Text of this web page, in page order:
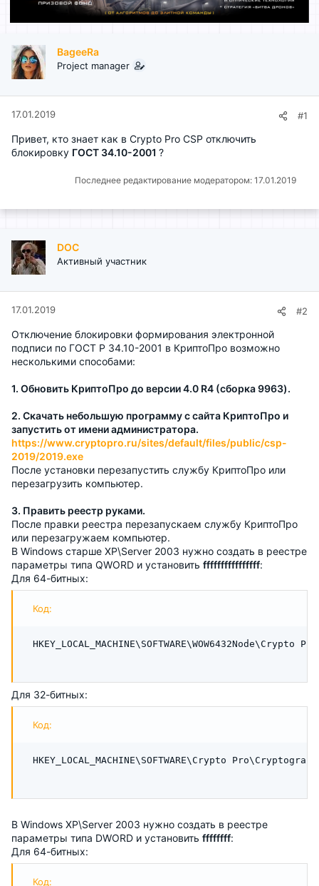
BageeRa
Project manager
17.01.2019 #1
Привет, кто знает как в Crypto Pro CSP отключить
блокировку ГОСТ 34.10-2001 ?
Последнее редактирование модератором: 17.01.2019
DOC
Активный участник
17.01.2019 #2
Отключение блокировки формирования электронной
подписи по ГОСТ Р 34.10-2001 в КриптоПро возможно
несколькими способами:
1. Обновить КриптоПро до версии 4.0 R4 (сборка 9963).
2. Скачать небольшую программу с сайта КриптоПро и
запустить от имени администратора.
https://www.cryptopro.ru/sites/default/files/public/csp-
2019/2019.exe
После установки перезапустить службу КриптоПро или
перезагрузить компьютер.
3. Править реестр руками.
После правки реестра перезапускаем службу КриптоПро
или перезагружаем компьютер.
В Windows старше XP\Server 2003 нужно создать в реестре
параметры типа QWORD и установить ffffffffffffffff:
Для 64-битных:
Код:
Для 32-битных:
Код:
HKEY_LOCAL_MACHINE\SOFTWARE\Crypto
В Windows XP\Server 2003 нужно создать в реестре
параметры типа DWORD и установить ffffffff:
Для 64-битных:
Код: